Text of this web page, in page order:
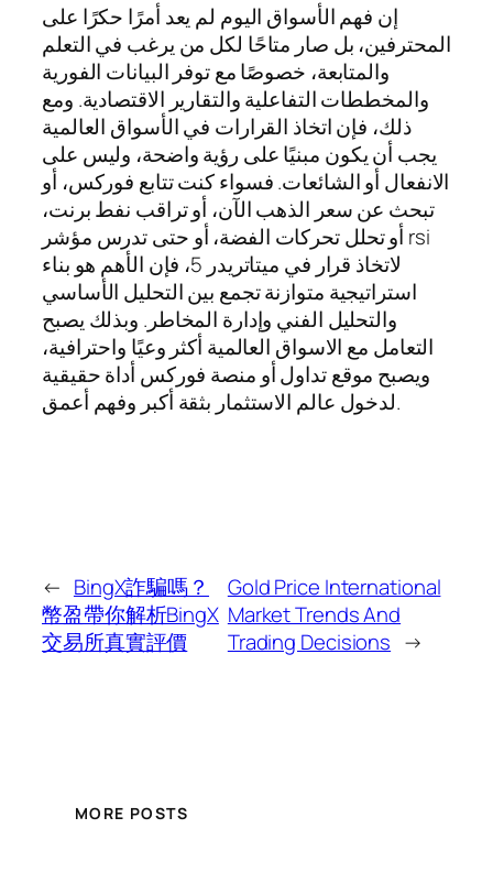
إن فهم الأسواق اليوم لم يعد أمرًا حكرًا على
المحترفين، بل صار متاحًا لكل من يرغب في التعلم
والمتابعة، خصوصًا مع توفر البيانات الفورية
والمخططات التفاعلية والتقارير الاقتصادية. ومع
ذلك، فإن اتخاذ القرارات في الأسواق العالمية
يجب أن يكون مبنيًا على رؤية واضحة، وليس على
الانفعال أو الشائعات. فسواء كنت تتابع فوركس، أو
تبحث عن سعر الذهب الآن، أو تراقب نفط برنت،
أو تحلل تحركات الفضة، أو حتى تدرس مؤشر rsi
لاتخاذ قرار في ميتاتريدر 5، فإن الأهم هو بناء
استراتيجية متوازنة تجمع بين التحليل الأساسي
والتحليل الفني وإدارة المخاطر. وبذلك يصبح
التعامل مع الاسواق العالمية أكثر وعيًا واحترافية،
ويصبح موقع تداول أو منصة فوركس أداة حقيقية
لدخول عالم الاستثمار بثقة أكبر وفهم أعمق.
← BingX詐騙嗎？
幣盈帶你解析BingX
交易所真實評價
Gold Price International
Market Trends And
Trading Decisions →
MORE POSTS